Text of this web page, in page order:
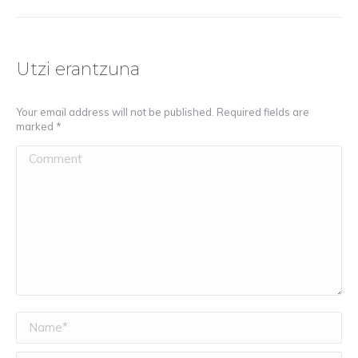
Utzi erantzuna
Your email address will not be published. Required fields are
marked *
Comment
Name *